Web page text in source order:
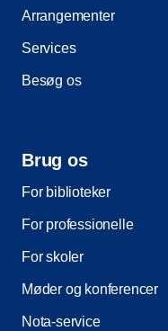
Arrangementer
Services
Besøg os
Brug os
For biblioteker
For professionelle
For skoler
Møder og konferencer
Nota-service